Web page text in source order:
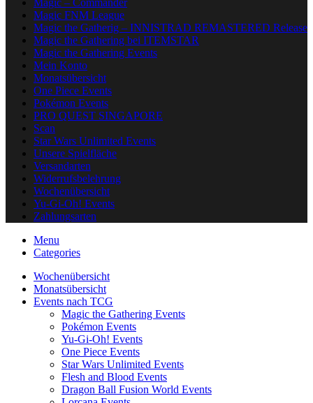
Magic FNM League
Magic the Gatherig – INNISTRAD REMASTERED Release
Magic the Gathering bei ITEMSTAR
Magic the Gathering Events
Mein Konto
Monatsübersicht
One Piece Events
Pokémon Events
PRO QUEST SINGAPORE
Scan
Star Wars Unlimited Events
Unsere Spielfläche
Versandarten
Widerrufsbelehrung
Wochenübersicht
Yu-Gi-Oh! Events
Zahlungsarten
Menu
Categories
Wochenübersicht
Monatsübersicht
Events nach TCG
Magic the Gathering Events
Pokémon Events
Yu-Gi-Oh! Events
One Piece Events
Star Wars Unlimited Events
Flesh and Blood Events
Dragon Ball Fusion World Events